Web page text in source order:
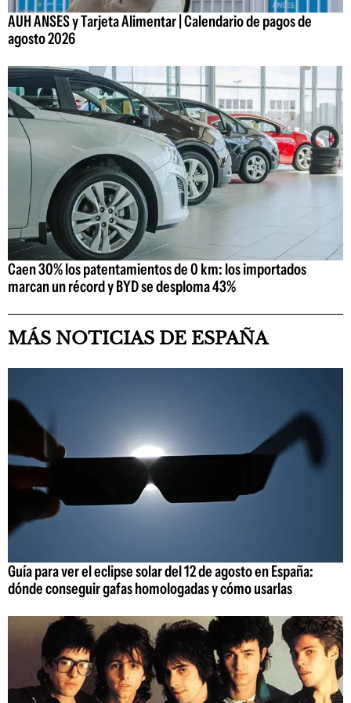
AUH ANSES y Tarjeta Alimentar | Calendario de pagos de
agosto 2026
Caen 30% los patentamientos de 0 km: los importados
marcan un récord y BYD se desploma 43%
MÁS NOTICIAS DE ESPAÑA
Guía para ver el eclipse solar del 12 de agosto en España:
dónde conseguir gafas homologadas y cómo usarlas